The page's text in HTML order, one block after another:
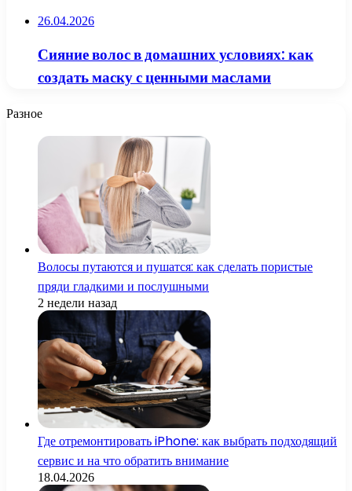
26.04.2026
Сияние волос в домашних условиях: как
создать маску с ценными маслами
Разное
Волосы путаются и пушатся: как сделать пористые
пряди гладкими и послушными
2 недели назад
Где отремонтировать iPhone: как выбрать подходящий
сервис и на что обратить внимание
18.04.2026